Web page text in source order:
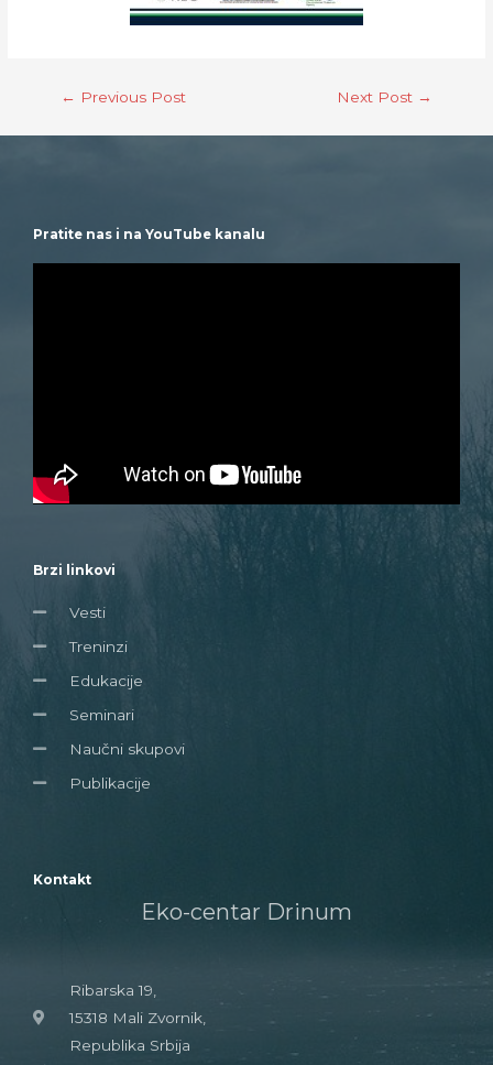
← Previous Post Next Post →
Pratite nas i na YouTube kanalu
Brzi linkovi
Vesti
Treninzi
Edukacije
Seminari
Naučni skupovi
Publikacije
Kontakt
Eko-centar Drinum
Ribarska 19,
15318 Mali Zvornik,
Republika Srbija